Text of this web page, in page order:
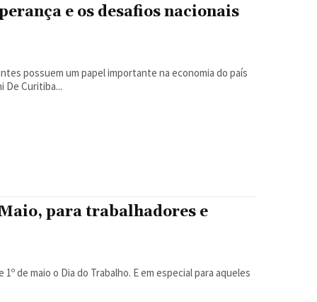
e os desafios nacionais
possuem um papel importante na economia do país
Draghi De Curitiba...
para trabalhadores e
de maio o Dia do Trabalho. E em especial para aqueles